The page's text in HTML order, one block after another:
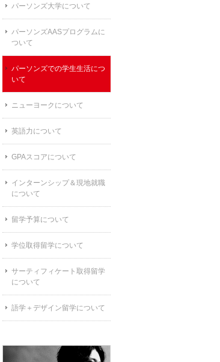
パーソンズ大学について
パーソンズAASプログラムに
ついて
パーソンズでの学生生活につ
いて
ニューヨークについて
英語力について
GPAスコアについて
インターンシップ＆現地就職
について
留学予算について
学位取得留学について
サーティフィケート取得留学
について
語学＋デザイン留学について